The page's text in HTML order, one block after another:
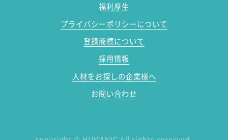
福利厚生
プライバシーポリシーについて
登録商標について
採用情報
人材をお探しの企業様へ
お問い合わせ